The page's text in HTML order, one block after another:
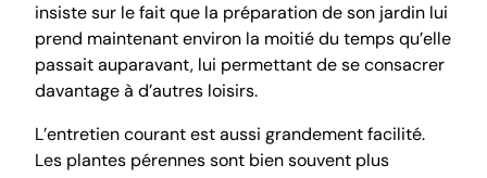
insiste sur le fait que la préparation de son jardin lui
prend maintenant environ la moitié du temps qu’elle
passait auparavant, lui permettant de se consacrer
davantage à d’autres loisirs.
L’entretien courant est aussi grandement facilité.
Les plantes pérennes sont bien souvent plus